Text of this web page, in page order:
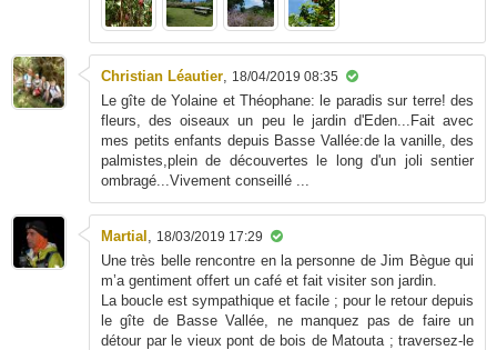
Christian Léautier 18/04/2019 08:35
Le gîte de Yolaine et Théophane: le paradis sur terre! des
fleurs, des oiseaux un peu le jardin d'Eden...Fait avec
mes petits enfants depuis Basse Vallée:de la vanille, des
palmistes,plein de découvertes le long d'un joli sentier
ombragé...Vivement conseillé ...
Martial 18/03/2019 17:29
Une très belle rencontre en la personne de Jim Bègue qui
m’a gentiment offert un café et fait visiter son jardin.
La boucle est sympathique et facile ; pour le retour depuis
le gîte de Basse Vallée, ne manquez pas de faire un
détour par le vieux pont de bois de Matouta ; traversez-le